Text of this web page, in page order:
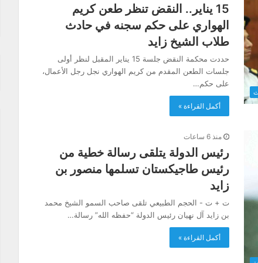
15 يناير.. النقض تنظر طعن كريم
الهواري على حكم سجنه في حادث
طلاب الشيخ زايد
حددت محكمة النقض جلسة 15 يناير المقبل لنظر أولى
جلسات الطعن المقدم من كريم الهواري نجل رجل الأعمال،
على حكم…
أكمل القراءة »
منذ 6 ساعات
رئيس الدولة يتلقى رسالة خطية من
رئيس طاجيكستان تسلمها منصور بن
زايد
ت + ت - الحجم الطبيعي تلقى صاحب السمو الشيخ محمد
بن زايد آل نهيان رئيس الدولة “حفظه الله” رسالة…
أكمل القراءة »